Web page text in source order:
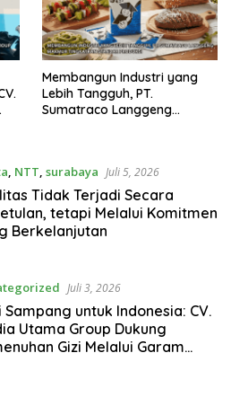
Membangun Industri yang
Lebih Tangguh, PT.
Sumatraco Langgeng
, NTT, surabaya Juli 5, 2026
Tidak Terjadi Secara
tetapi Melalui Komitmen
Berkelanjutan
Juli 3, 2026
Sampang untuk Indonesia: CV.
Utama Group Dukung
Gizi Melalui Garam